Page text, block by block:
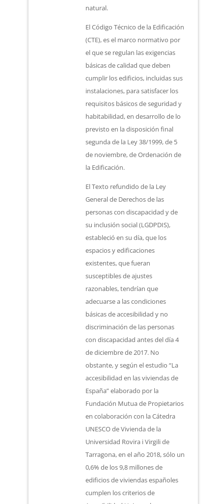
natural.
El Código Técnico de la Edificación
(CTE), es el marco normativo por
el que se regulan las exigencias
básicas de calidad que deben
cumplir los edificios, incluidas sus
instalaciones, para satisfacer los
requisitos básicos de seguridad y
habitabilidad, en desarrollo de lo
previsto en la disposición final
segunda de la Ley 38/1999, de 5
de noviembre, de Ordenación de
la Edificación.
El Texto refundido de la Ley
General de Derechos de las
personas con discapacidad y de
su inclusión social (LGDPDIS),
estableció en su día, que los
espacios y edificaciones
existentes, que fueran
susceptibles de ajustes
razonables, tendrían que
adecuarse a las condiciones
básicas de accesibilidad y no
discriminación de las personas
con discapacidad antes del día 4
de diciembre de 2017. No
obstante, y según el estudio “La
accesibilidad en las viviendas de
España” elaborado por la
Fundación Mutua de Propietarios
en colaboración con la Cátedra
UNESCO de Vivienda de la
Universidad Rovira i Virgili de
Tarragona, en el año 2018, sólo un
0,6% de los 9,8 millones de
edificios de viviendas españoles
cumplen los criterios de